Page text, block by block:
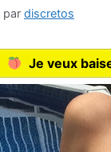
par discretos
Je veux